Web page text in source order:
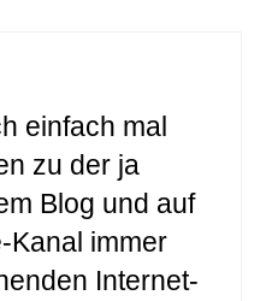
einfach mal
zu der ja
Blog und auf
Kanal immer
Internet-